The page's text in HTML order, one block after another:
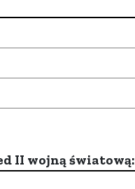
II wojną światową: